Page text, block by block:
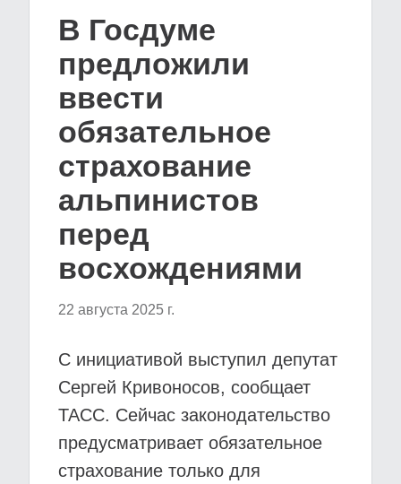
В Госдуме
предложили
ввести
обязательное
страхование
альпинистов
перед
восхождениями
22 августа 2025 г.
С инициативой выступил депутат
Сергей Кривоносов, сообщает
ТАСС. Сейчас законодательство
предусматривает обязательное
страхование только для